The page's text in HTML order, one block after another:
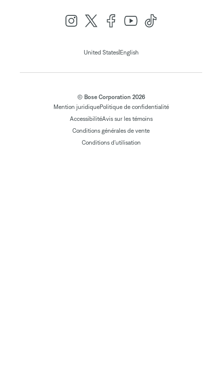
United States| English
© Bose Corporation 2026
Mention juridiquePolitique de confidentialité
AccessibilitéAvis sur les témoins
Conditions générales de vente
Conditions d'utilisation